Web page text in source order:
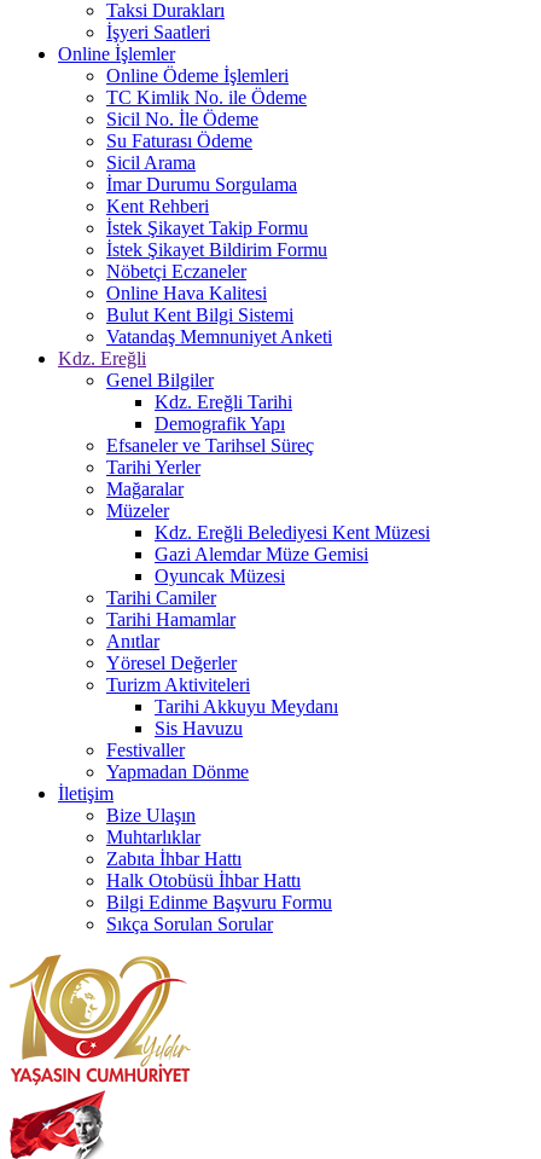
Taksi Durakları
İşyeri Saatleri
Online İşlemler
Online Ödeme İşlemleri
TC Kimlik No. ile Ödeme
Sicil No. İle Ödeme
Su Faturası Ödeme
Sicil Arama
İmar Durumu Sorgulama
Kent Rehberi
İstek Şikayet Takip Formu
İstek Şikayet Bildirim Formu
Nöbetçi Eczaneler
Online Hava Kalitesi
Bulut Kent Bilgi Sistemi
Vatandaş Memnuniyet Anketi
Kdz. Ereğli
Genel Bilgiler
Kdz. Ereğli Tarihi
Demografik Yapı
Efsaneler ve Tarihsel Süreç
Tarihi Yerler
Mağaralar
Müzeler
Kdz. Ereğli Belediyesi Kent Müzesi
Gazi Alemdar Müze Gemisi
Oyuncak Müzesi
Tarihi Camiler
Tarihi Hamamlar
Anıtlar
Yöresel Değerler
Turizm Aktiviteleri
Tarihi Akkuyu Meydanı
Sis Havuzu
Festivaller
Yapmadan Dönme
İletişim
Bize Ulaşın
Muhtarlıklar
Zabıta İhbar Hattı
Halk Otobüsü İhbar Hattı
Bilgi Edinme Başvuru Formu
Sıkça Sorulan Sorular